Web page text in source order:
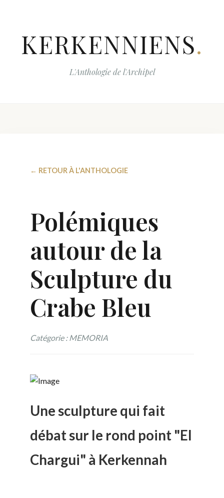
KERKENNIENS.
L'Anthologie de l'Archipel
← RETOUR À L'ANTHOLOGIE
Polémiques
autour de la
Sculpture du
Crabe Bleu
Catégorie : MEMORIA
Une sculpture qui fait
débat sur le rond point "El
Chargui" à Kerkennah